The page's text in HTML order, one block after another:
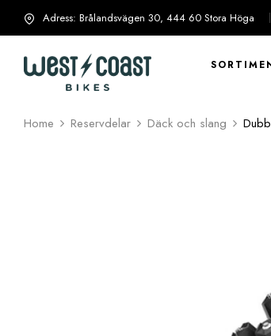
Adress: Brålandsvägen 30, 444 60 Stora Höga
info@westcoastbikes.se
Home Reservdelar Däck och slang